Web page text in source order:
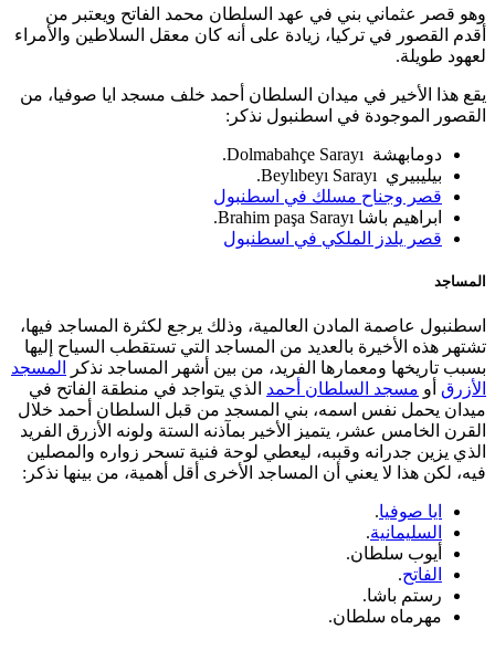
وهو قصر عثماني بني في عهد السلطان محمد الفاتح ويعتبر من
أقدم القصور في تركيا، زيادة على أنه كان معقل السلاطين والأمراء
لعهود طويلة.
يقع هذا الأخير في ميدان السلطان أحمد خلف مسجد ايا صوفيا، من
القصور الموجودة في اسطنبول نذكر:
دومابهشة Dolmabahçe Sarayı.
بيليبيري Beylıbeyı Sarayı.
قصر وجناح مسلك في اسطنبول
ابراهيم باشا Brahim paşa Sarayı.
قصر يلدز الملكي في اسطنبول
المساجد
اسطنبول عاصمة المادن العالمية، وذلك يرجع لكثرة المساجد فيها،
تشتهر هذه الأخيرة بالعديد من المساجد التي تستقطب السياح إليها
بسبب تاريخها ومعمارها الفريد، من بين أشهر المساجد نذكر
المسجد
الأزرق أو مسجد السلطان أحمد الذي يتواجد في منطقة الفاتح في
ميدان يحمل نفس اسمه، بني المسجد من قبل السلطان أحمد خلال
القرن الخامس عشر، يتميز الأخير بمآذنه الستة ولونه الأزرق الفريد
الذي يزين جدرانه وقببه، ليعطي لوحة فنية تسحر زواره والمصلين
فيه، لكن هذا لا يعني أن المساجد الأخرى أقل أهمية، من بينها نذكر:
ايا صوفيا.
السليمانية.
أيوب سلطان.
الفاتح.
رستم باشا.
مهرماه سلطان.